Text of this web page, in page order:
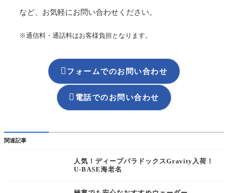
など、お気軽にお問い合わせください。
※通信料・通話料はお客様負担となります。
 フォームでのお問い合わせ
 電話でのお問い合わせ
関連記事
人気！ディープパラドックスGravity入荷！
U-BASE海老名